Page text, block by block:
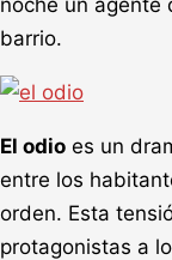
barrio.
El odio es un
entre los
orden. Esta
protagonistas a